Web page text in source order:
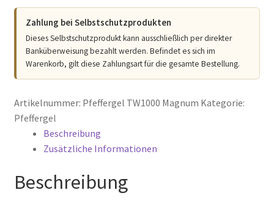
Zahlung bei Selbstschutzprodukten
Dieses Selbstschutzprodukt kann ausschließlich per direkter
Banküberweisung bezahlt werden. Befindet es sich im
Warenkorb, gilt diese Zahlungsart für die gesamte Bestellung.
Artikelnummer: Pfeffergel TW1000 Magnum Kategorie:
Pfeffergel
Beschreibung
Zusätzliche Informationen
Beschreibung